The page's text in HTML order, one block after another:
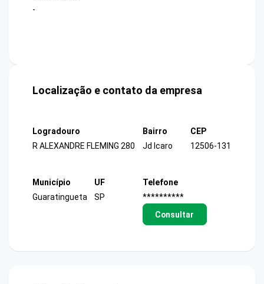
-
Localização e contato da empresa
Logradouro
R ALEXANDRE FLEMING 280
Bairro
Jd Icaro
CEP
12506-131
Município
Guaratingueta
UF
SP
Telefone
**********
Consultar